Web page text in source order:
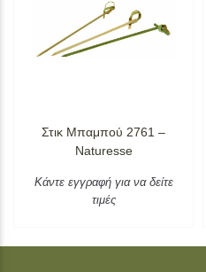
Στικ Μπαμπού 2761 –
Naturesse
Κάντε εγγραφή για να δείτε
τιμές